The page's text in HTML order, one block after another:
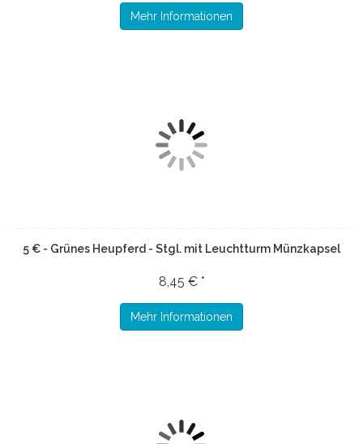
Mehr Informationen
5 € - Grünes Heupferd - Stgl. mit Leuchtturm Münzkapsel
8,45 € *
Mehr Informationen